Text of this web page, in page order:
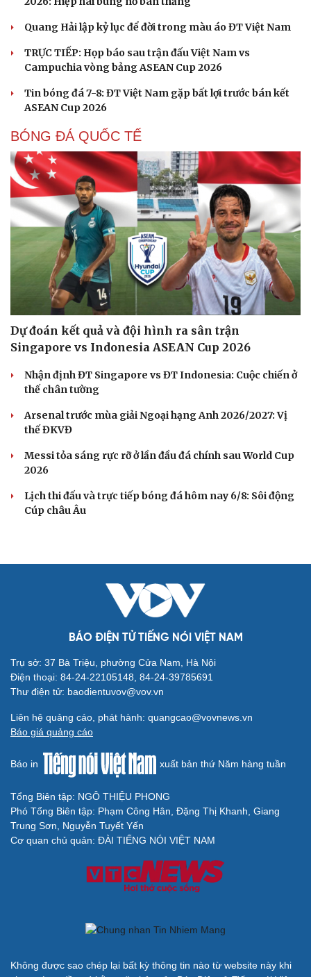
Cải chính
Quang Hải lập kỷ lục để đời trong màu áo ĐT Việt Nam
TRỰC TIẾP: Họp báo sau trận đấu Việt Nam vs
Campuchia vòng bảng ASEAN Cup 2026
Tin bóng đá 7-8: ĐT Việt Nam gặp bất lợi trước bán kết
ASEAN Cup 2026
BÓNG ĐÁ QUỐC TẾ
Dự đoán kết quả và đội hình ra sân trận
Singapore vs Indonesia ASEAN Cup 2026
Nhận định ĐT Singapore vs ĐT Indonesia: Cuộc chiến ở
thế chân tường
Arsenal trước mùa giải Ngoại hạng Anh 2026/2027: Vị
thế ĐKVĐ
Messi tỏa sáng rực rỡ ở lần đầu đá chính sau World Cup
2026
Lịch thi đấu và trực tiếp bóng đá hôm nay 6/8: Sôi động
Cúp châu Âu
BÁO ĐIỆN TỬ TIẾNG NÓI VIỆT NAM
Trụ sở: 37 Bà Triệu, phường Cửa Nam, Hà Nội
Điện thoại: 84-24-22105148, 84-24-39785691
Thư điện tử: baodientuvov@vov.vn
Liên hệ quảng cáo, phát hành: quangcao@vovnews.vn
Báo giá quảng cáo
Báo in xuất bản thứ Năm hàng tuần
Tổng Biên tập: NGÔ THIỆU PHONG
Phó Tổng Biên tập: Phạm Công Hân, Đặng Thị Khanh, Giang
Trung Sơn, Nguyễn Tuyết Yến
Cơ quan chủ quản: ĐÀI TIẾNG NÓI VIỆT NAM
Không được sao chép lại bất kỳ thông tin nào từ website này khi